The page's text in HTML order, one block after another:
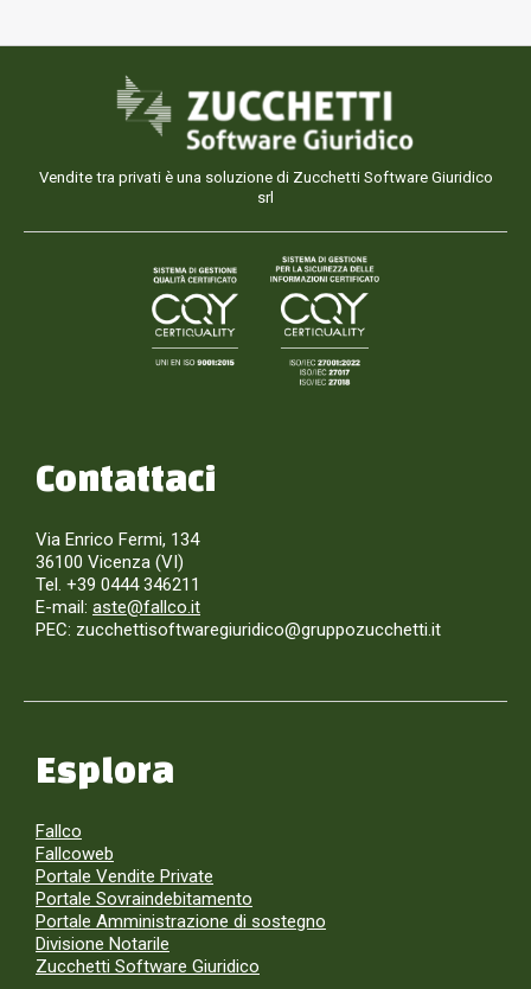
Vendite tra privati è una soluzione di Zucchetti Software Giuridico
srl
Contattaci
Via Enrico Fermi, 134
36100 Vicenza (VI)
Tel. +39 0444 346211
E-mail: aste@fallco.it
PEC: zucchettisoftwaregiuridico@gruppozucchetti.it
Esplora
Fallco
Fallcoweb
Portale Vendite Private
Portale Sovraindebitamento
Portale Amministrazione di sostegno
Divisione Notarile
Zucchetti Software Giuridico